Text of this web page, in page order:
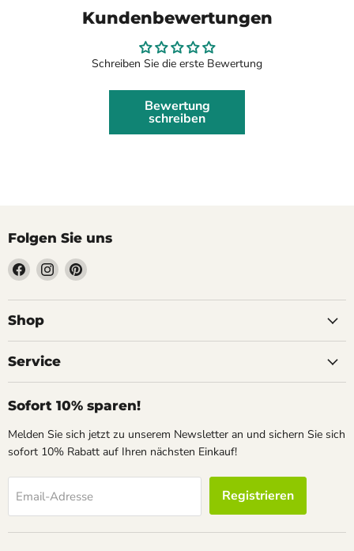
Kundenbewertungen
Schreiben Sie die erste Bewertung
Bewertung
schreiben
Folgen Sie uns
Finden
Sie
uns
auf
Finden
Sie
uns
Finden
uns
Shop
Service
Sofort 10% sparen!
Melden Sie sich jetzt zu unserem Newsletter an und sichern Sie sich
sofort 10% Rabatt auf Ihren nächsten Einkauf!
Email-Adresse Registrieren